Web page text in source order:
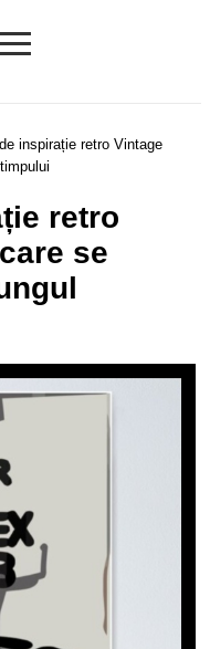
Jecuk.com
inspirație retro Vintage
retro
se